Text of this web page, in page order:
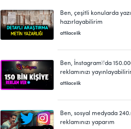
Ben, çeşitli konularda yazı
hazırlayabilirim
attilacelik
Ben, İnstagram\'da
reklamınızı
attilacelik
Ben, sosyal medyada
reklamınızı yaparım